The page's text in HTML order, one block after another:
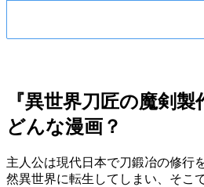
『異世界刀匠の魔剣
どんな漫画？
主人公は現代日本で刀鍛冶の修行
然異世界に転生してしまい、そこ